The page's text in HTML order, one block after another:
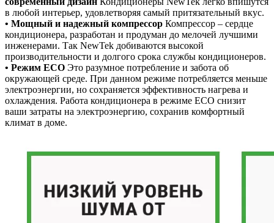
в любой интерьер, удовлетворяя самый притязательный вкус.
• Мощный и надежный компрессор Компрессор – сердце
кондиционера, разработан и продуман до мелочей лучшими
инженерами. Так NewTek добиваются высокой
производительности и долгого срока службы кондиционеров.
• Режим ЕСО Это разумное потребление и забота об
окружающей среде. При данном режиме потребляется меньше
электроэнергии, но сохраняется эффективность нагрева и
охлаждения. Работа кондиционера в режиме ЕСО снизит
ваши затраты на электроэнергию, сохранив комфортный
климат в доме.